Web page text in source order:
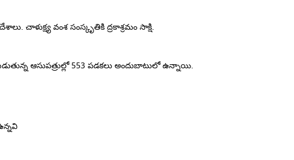
చాళుక్ష్య వంశ సంస్కృతికి ద్రకాశ్రమం సాక్షి.
ఆసుపత్రుల్లో 553 పడకలు అందుబాటులో ఉన్నాయి.